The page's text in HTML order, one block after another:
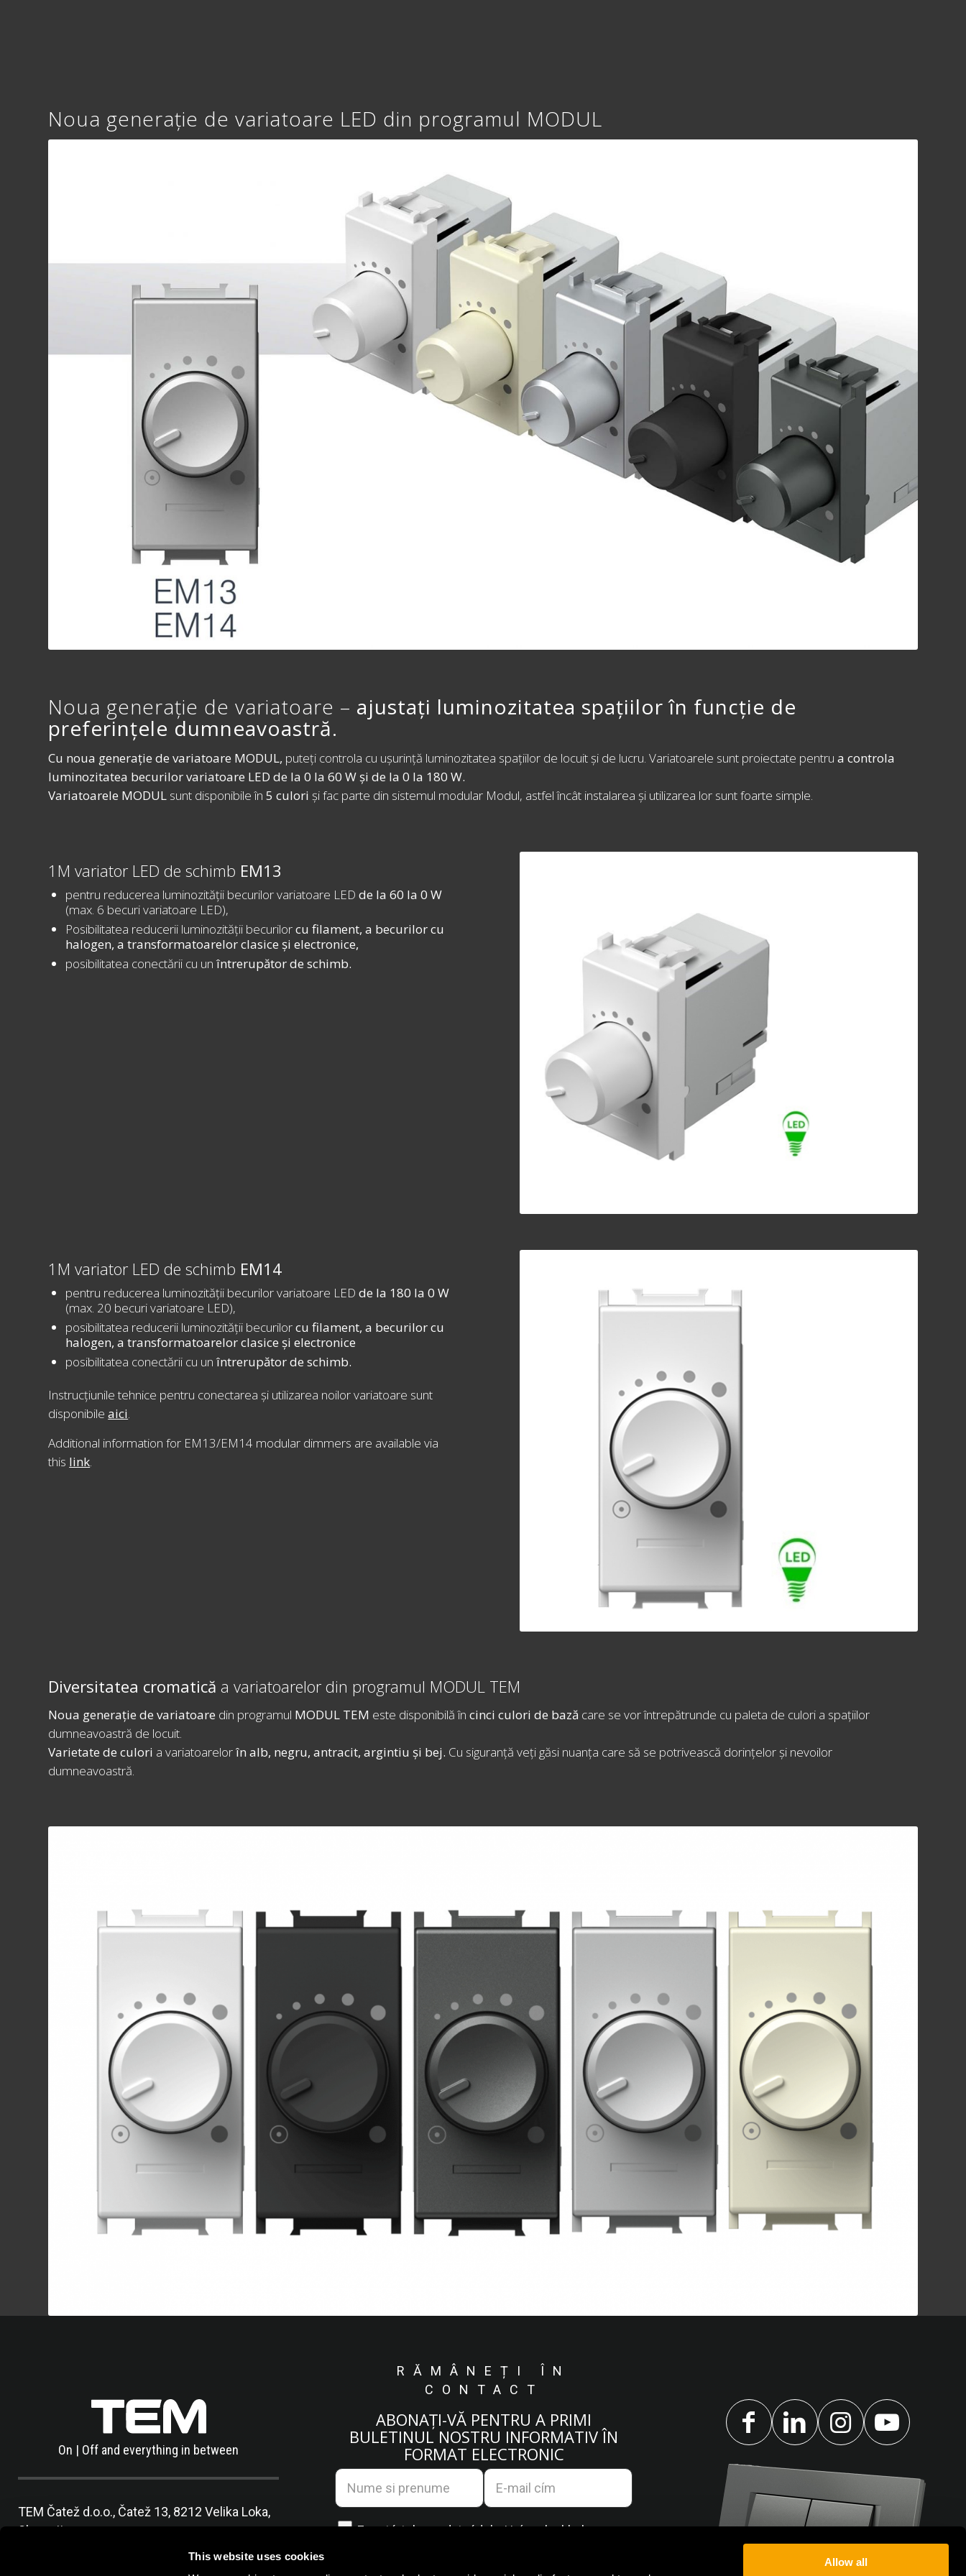
This website uses cookies
Allow all
Noua generație de variatoare LED din programul MODUL
Noua generație de variatoare – ajustați luminozitatea spațiilor în funcție de
preferințele dumneavoastră.
Cu noua generație de variatoare MODUL, puteți controla cu ușurință luminozitatea spațiilor de locuit și de lucru. Variatoarele sunt proiectate pentrua controla
luminozitatea becurilor variatoare LED de la 0 la 60 W și de la 0 la 180 W.
Variatoarele MODUL sunt disponibile în5 culori și fac parte din sistemul modular Modul, astfel încât instalarea și utilizarea lor sunt foarte simple.
1M variator LED de schimb EM13
pentru reducerea luminozității becurilor variatoare LEDde la 60 la 0 W
(max. 6 becuri variatoare LED),
Posibilitatea reducerii luminozității becurilorcu filament, a becurilor cu
halogen, a transformatoarelor clasice și electronice,
posibilitatea conectării cu unîntrerupător de schimb.
1M variator LED de schimb EM14
pentru reducerea luminozității becurilor variatoare LEDde la 180 la 0 W
(max. 20 becuri variatoare LED),
posibilitatea reducerii luminozității becurilorcu filament, a becurilor cu
halogen, a transformatoarelor clasice și electronice
posibilitatea conectării cu unîntrerupător de schimb.
Instrucțiunile tehnice pentru conectarea și utilizarea noilor variatoare sunt
disponibileaici.
Additional information for EM13/EM14 modular dimmers are available via
this link.
Diversitatea cromatică a variatoarelor din programul MODUL TEM
Noua generație de variatoare din programul MODUL TEM este disponibilă încinci culori de bază care se vor întrepătrunde cu paleta de culori a spațiilor
dumneavoastră de locuit.
Varietate de culori a variatoarelorîn alb, negru, antracit, argintiu și bej. Cu siguranță veți găsi nuanța care să se potrivească dorințelor și nevoilor
dumneavoastră.
On | Off and everything in between
TEM Čatež d.o.o., Čatež 13, 8212 Velika Loka,
Slovenija
info@tem.si
RĂMÂNEȚI ÎN
CONTACT
ABONAȚI-VĂ PENTRU A PRIMI
BULETINUL NOSTRU INFORMATIV ÎN
FORMAT ELECTRONIC
Egyetértek azadatvédelmi irányelvekkel.